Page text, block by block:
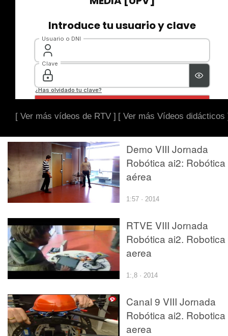
[ Ver más vídeos de RTV ] [ Ver más Vídeos didácticos
Demo VIII Jornada
Robótica ai2: Robótica
aérea
1:57 · 2014
RTVE VIII Jornada
Robótica ai2. Robotica
aerea
1:,8 · 2014
Canal 9 VIII Jornada
Robótica ai2. Robotica
aerea